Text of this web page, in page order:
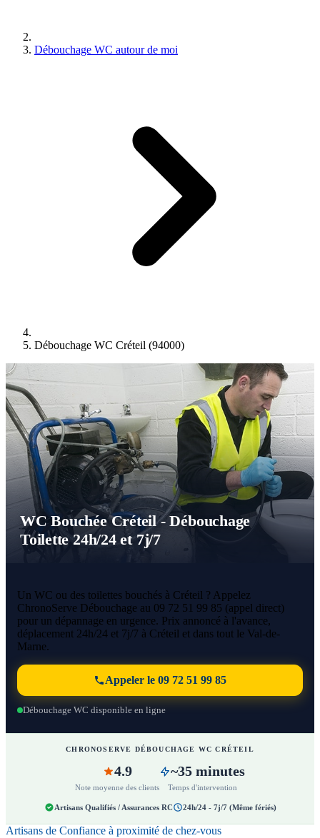
Débouchage WC autour de moi
Débouchage WC Créteil (94000)
WC Bouchée Créteil - Débouchage
Toilette 24h/24 et 7j/7
Un WC ou des toilettes bouchés à Créteil ? Appelez
ChronoServe Débouchage au 09 72 51 99 85 (appel direct)
pour un dépannage en urgence. Prix annoncé à l'avance,
déplacement 24h/24 et 7j/7 à Créteil et dans tout le Val-de-
Marne.
Appeler le 09 72 51 99 85
Débouchage WC disponible en ligne
CHRONOSERVE DÉBOUCHAGE WC CRÉTEIL
4.9
Note moyenne des clients
~35 minutes
Temps d'intervention
Artisans Qualifiés / Assurances RC 24h/24 - 7j/7 (Même fériés)
Artisans de Confiance à proximité de chez-vous